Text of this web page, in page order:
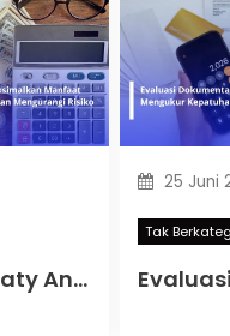
Jasa Tax Treaty Analysis: Memaksimalkan Manfaat Perjanjian Pajak Internasional dan Mengurangi Risiko Pajak Lintas Negara
25 Juni
Tak